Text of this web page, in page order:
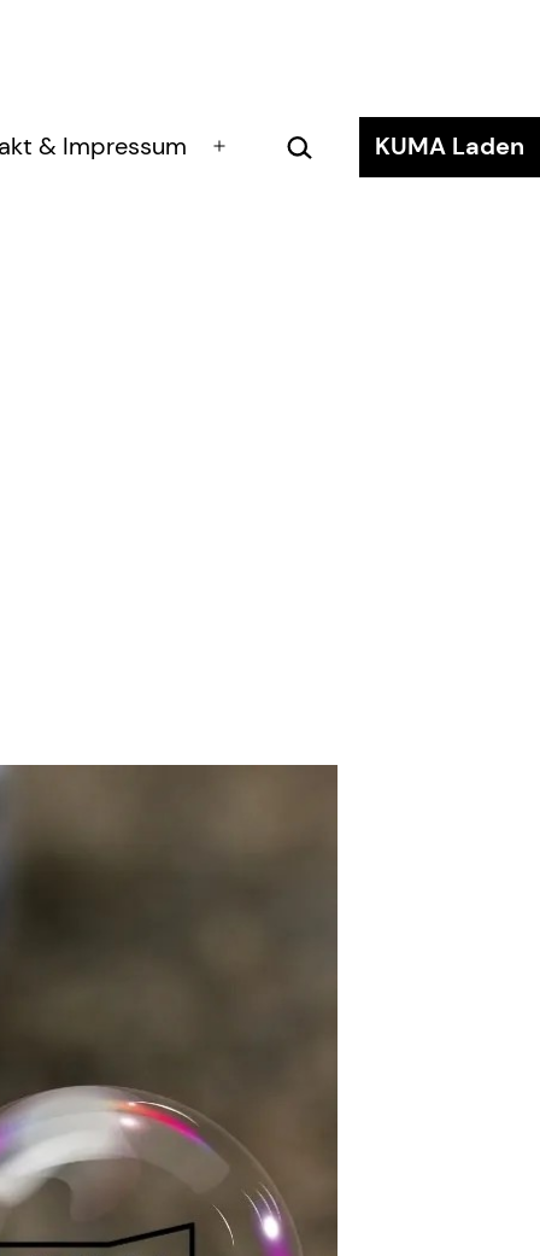
& Impressum Suchen … KUMA Laden